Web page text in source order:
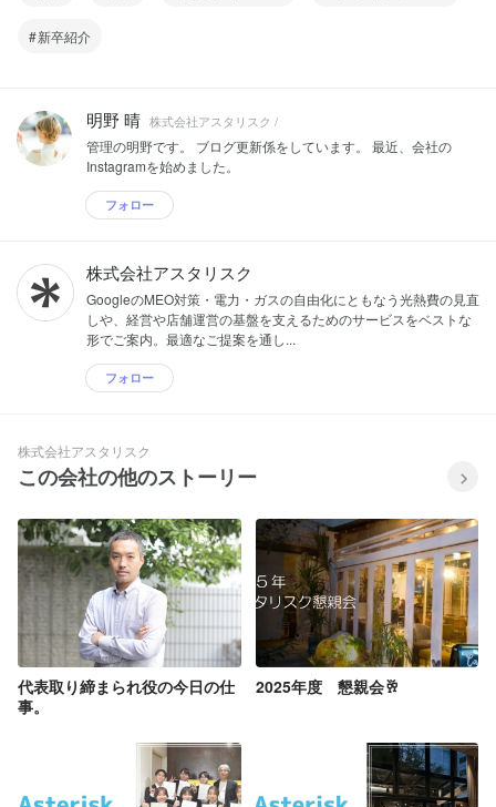
新卒紹介
明野 晴 株式会社アスタリスク /
管理の明野です。 ブログ更新係をしています。 最近、会社の
Instagramを始めました。
フォロー
株式会社アスタリスク
GoogleのMEO対策・電力・ガスの自由化にともなう光熱費の見直
しや、経営や店舗運営の基盤を支えるためのサービスをベストな
形でご案内。最適なご提案を通し...
フォロー
株式会社アスタリスク
この会社の他のストーリー
代表取り締まられ役の今日の仕
事。
2025年度 懇親会🥂